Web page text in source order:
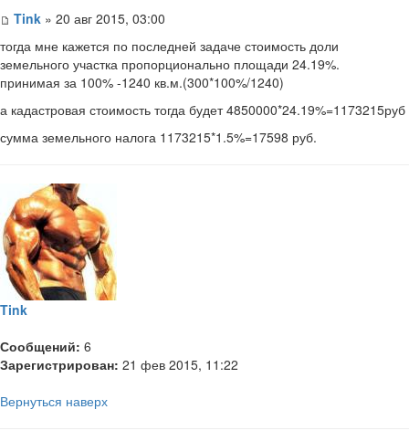
Tink » 20 авг 2015, 03:00
тогда мне кажется по последней задаче стоимость доли
земельного участка пропорционально площади 24.19%.
принимая за 100% -1240 кв.м.(300*100%/1240)
а кадастровая стоимость тогда будет 4850000*24.19%=1173215руб
сумма земельного налога 1173215*1.5%=17598 руб.
Tink
Сообщений: 6
Зарегистрирован: 21 фев 2015, 11:22
Вернуться наверх